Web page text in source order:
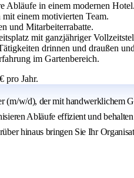
Abläufe in einem modernen Hotel.
mit einem motivierten Team.
und Mitarbeiterrabatte.
mit ganzjähriger
drinnen und draußen
im Gartenbereich.
pro Jahr.
(m/w/d), der mit handwerklichem
Abläufe effizient und
hinaus bringen Sie Ihr